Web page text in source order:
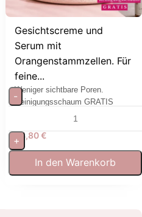
Gesichtscreme und
Serum mit
Orangenstammzellen. Für
feine...
Weniger sichtbare Poren.
Reinigungsschaum GRATIS
64,80€
-
+
In den Warenkorb